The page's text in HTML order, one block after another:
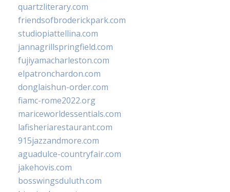
quartzliterary.com
friendsofbroderickpark.com
studiopiattellina.com
jannagrillspringfield.com
fujiyamacharleston.com
elpatronchardon.com
donglaishun-order.com
fiamc-rome2022.org
mariceworldessentials.com
lafisheriarestaurant.com
915jazzandmore.com
aguadulce-countryfair.com
jakehovis.com
bosswingsduluth.com